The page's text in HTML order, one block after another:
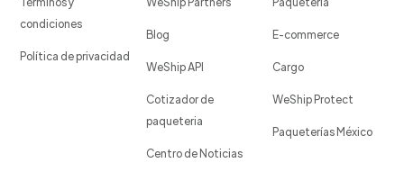
condiciones
Política de privacidad
Blog
WeShip API
Cotizador de
paqueteria
Centro de Noticias
E-commerce
Cargo
WeShip Protect
Paqueterías México